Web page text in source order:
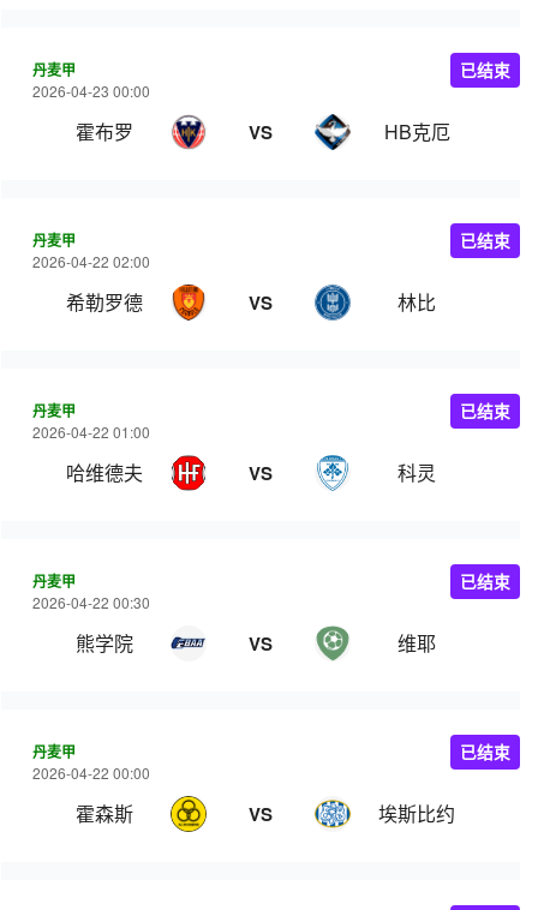
丹麦甲
2026-04-23 00:00
霍布罗 VS HB克厄
已结束
丹麦甲
2026-04-22 02:00
希勒罗德 VS 林比
已结束
丹麦甲
2026-04-22 01:00
哈维德夫 VS 科灵
已结束
丹麦甲
2026-04-22 00:30
熊学院 VS 维耶
已结束
丹麦甲
2026-04-22 00:00
霍森斯 VS 埃斯比约
已结束